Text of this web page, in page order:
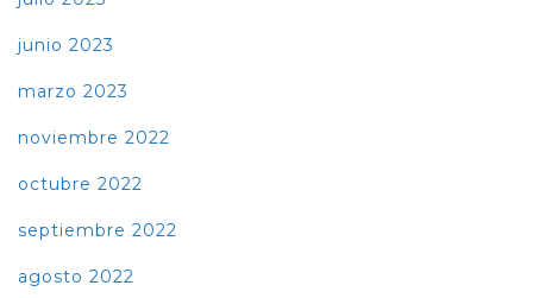
junio 2023
marzo 2023
noviembre 2022
octubre 2022
septiembre 2022
agosto 2022